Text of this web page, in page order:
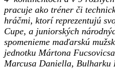
pracuje ako tréner či
hráčmi, ktorí reprezentujú
Cupe, a juniorských
spomenieme maďarskú
jednotku Mártona
Marcusa Daniella, Bulharku